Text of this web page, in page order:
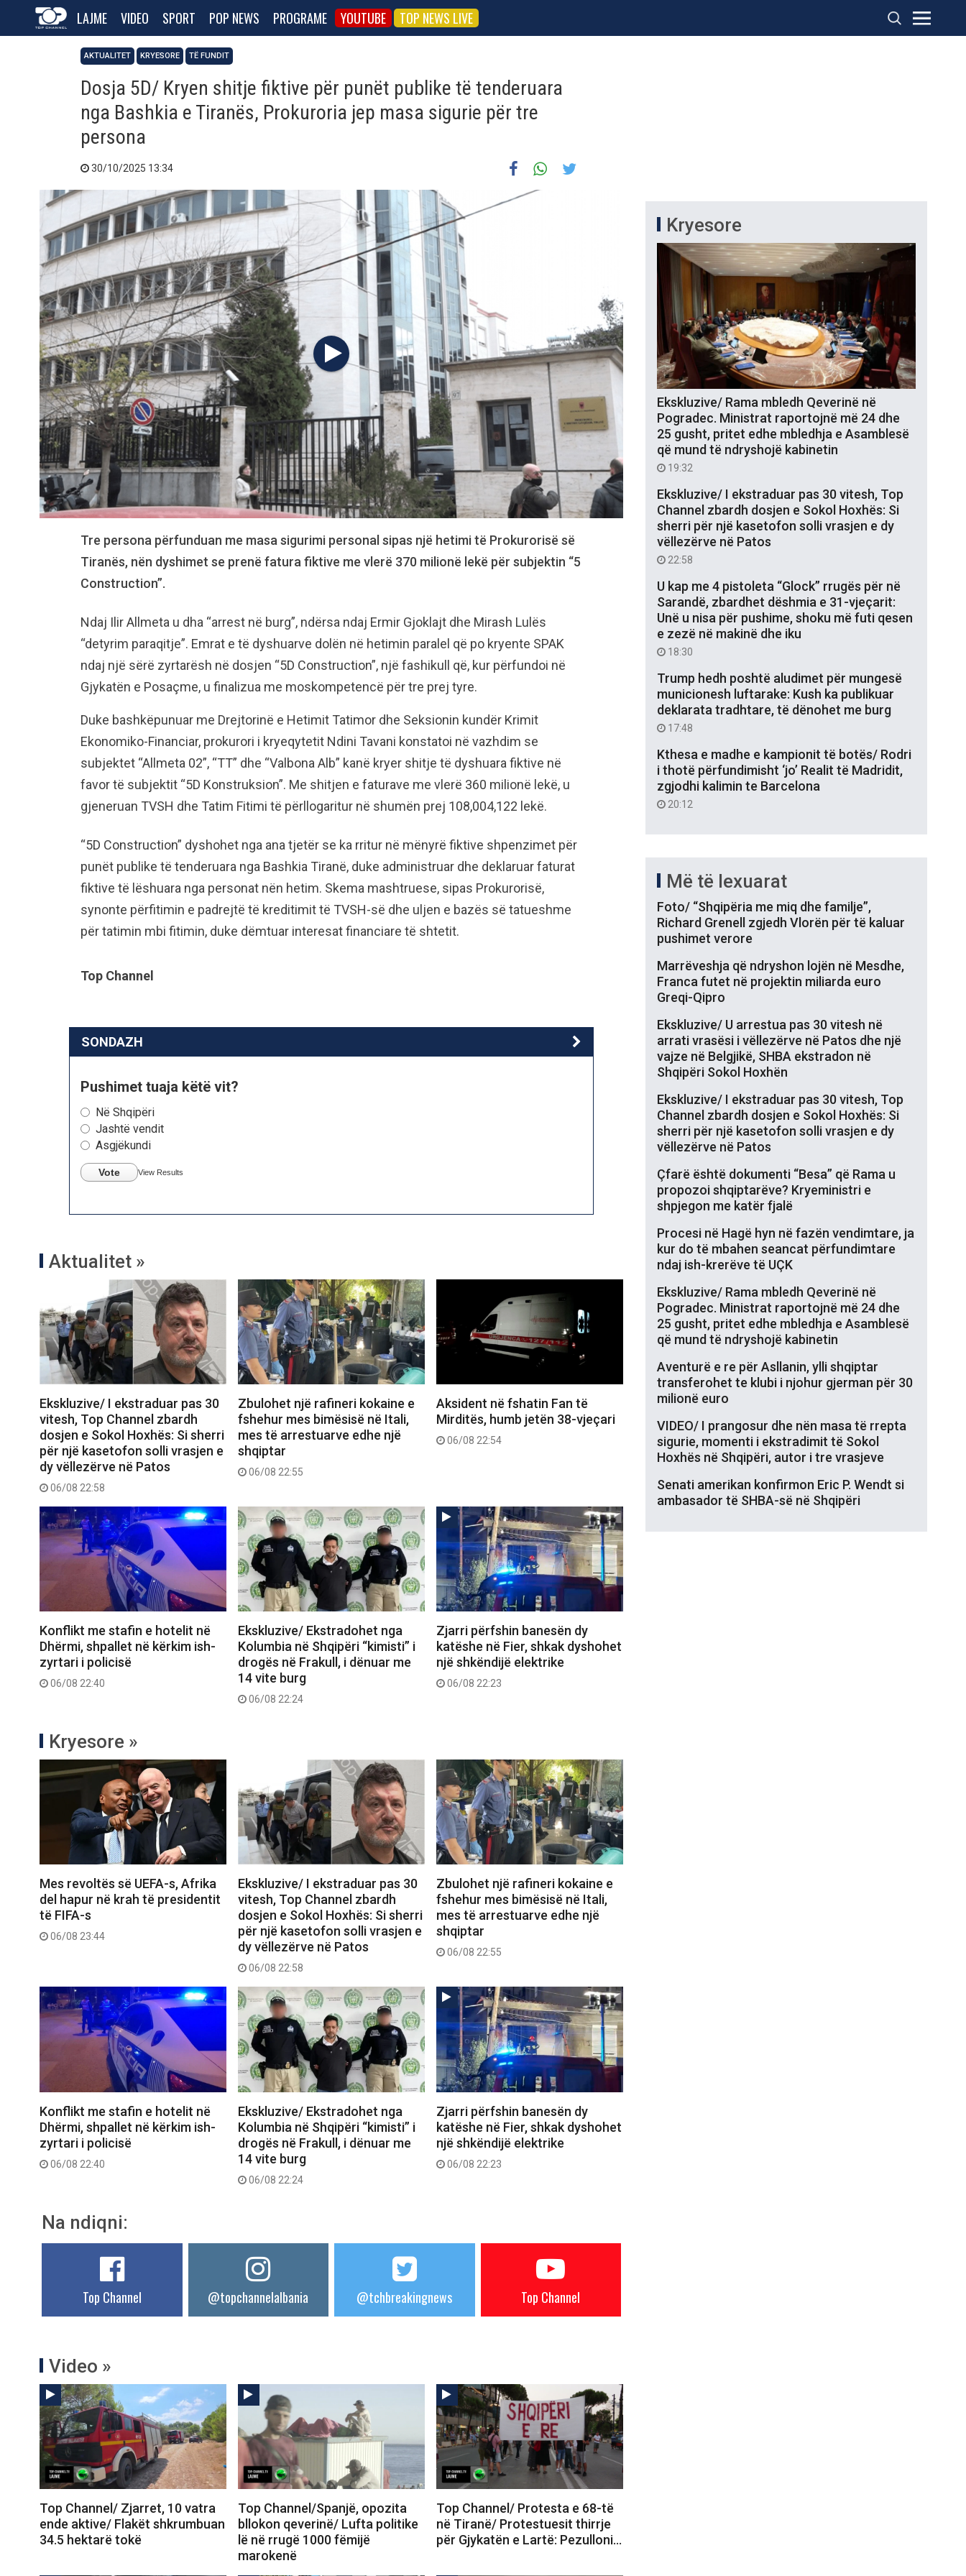
LAJME VIDEO SPORT POP NEWS PROGRAME YOUTUBE TOP NEWS LIVE
AKTUALITET KRYESORE TË FUNDIT
Dosja 5D/ Kryen shitje fiktive për punët publike të tenderuara
nga Bashkia e Tiranës, Prokuroria jep masa sigurie për tre
persona
30/10/2025 13:34
Tre persona përfunduan me masa sigurimi personal sipas një hetimi të Prokurorisë së
Tiranës, nën dyshimet se prenë fatura fiktive me vlerë 370 milionë lekë për subjektin “5
Construction”.
Ndaj Ilir Allmeta u dha “arrest në burg”, ndërsa ndaj Ermir Gjoklajt dhe Mirash Lulës
“detyrim paraqitje”. Emrat e të dyshuarve dolën në hetimin paralel që po kryente SPAK
ndaj një sërë zyrtarësh në dosjen “5D Construction”, një fashikull që, kur përfundoi në
Gjykatën e Posaçme, u finalizua me moskompetencë për tre prej tyre.
Duke bashkëpunuar me Drejtorinë e Hetimit Tatimor dhe Seksionin kundër Krimit
Ekonomiko-Financiar, prokurori i kryeqytetit Ndini Tavani konstatoi në vazhdim se
subjektet “Allmeta 02”, “TT” dhe “Valbona Alb” kanë kryer shitje të dyshuara fiktive në
favor të subjektit “5D Konstruksion”. Me shitjen e faturave me vlerë 360 milionë lekë, u
gjeneruan TVSH dhe Tatim Fitimi të përllogaritur në shumën prej 108,004,122 lekë.
“5D Construction” dyshohet nga ana tjetër se ka rritur në mënyrë fiktive shpenzimet për
punët publike të tenderuara nga Bashkia Tiranë, duke administruar dhe deklaruar faturat
fiktive të lëshuara nga personat nën hetim. Skema mashtruese, sipas Prokurorisë,
synonte përfitimin e padrejtë të kreditimit të TVSH-së dhe uljen e bazës së tatueshme
për tatimin mbi fitimin, duke dëmtuar interesat financiare të shtetit.
Top Channel
SONDAZH
Pushimet tuaja këtë vit?
Në Shqipëri
Jashtë vendit
Asgjëkundi
Vote View Results
Aktualitet »
Ekskluzive/ I ekstraduar pas 30
vitesh, Top Channel zbardh
dosjen e Sokol Hoxhës: Si sherri
për një kasetofon solli vrasjen e
dy vëllezërve në Patos
06/08 22:58
Zbulohet një rafineri kokaine e
fshehur mes bimësisë në Itali,
mes të arrestuarve edhe një
shqiptar
06/08 22:55
Aksident në fshatin Fan të
Mirditës, humb jetën 38-vjeçari
06/08 22:54
Konflikt me stafin e hotelit në
Dhërmi, shpallet në kërkim ish-
zyrtari i policisë
06/08 22:40
Ekskluzive/ Ekstradohet nga
Kolumbia në Shqipëri “kimisti” i
drogës në Frakull, i dënuar me
14 vite burg
06/08 22:24
Zjarri përfshin banesën dy
katëshe në Fier, shkak dyshohet
një shkëndijë elektrike
06/08 22:23
Kryesore »
Mes revoltës së UEFA-s, Afrika
del hapur në krah të presidentit
të FIFA-s
06/08 23:44
Ekskluzive/ I ekstraduar pas 30
vitesh, Top Channel zbardh
dosjen e Sokol Hoxhës: Si sherri
për një kasetofon solli vrasjen e
dy vëllezërve në Patos
06/08 22:58
Zbulohet një rafineri kokaine e
fshehur mes bimësisë në Itali,
mes të arrestuarve edhe një
shqiptar
06/08 22:55
Konflikt me stafin e hotelit në
Dhërmi, shpallet në kërkim ish-
zyrtari i policisë
06/08 22:40
Ekskluzive/ Ekstradohet nga
Kolumbia në Shqipëri “kimisti” i
drogës në Frakull, i dënuar me
14 vite burg
06/08 22:24
Zjarri përfshin banesën dy
katëshe në Fier, shkak dyshohet
një shkëndijë elektrike
06/08 22:23
Na ndiqni:
Top Channel @topchannelalbania @tchbreakingnews Top Channel
Video »
Top Channel/ Zjarret, 10 vatra
ende aktive/ Flakët shkrumbuan
34.5 hektarë tokë
Top Channel/Spanjë, opozita
bllokon qeverinë/ Lufta politike
lë në rrugë 1000 fëmijë
marokenë
Top Channel/ Protesta e 68-të
në Tiranë/ Protestuesit thirrje
për Gjykatën e Lartë: Pezulloni…
Kryesore
Ekskluzive/ Rama mbledh Qeverinë në
Pogradec. Ministrat raportojnë më 24 dhe
25 gusht, pritet edhe mbledhja e Asamblesë
që mund të ndryshojë kabinetin
19:32
Ekskluzive/ I ekstraduar pas 30 vitesh, Top
Channel zbardh dosjen e Sokol Hoxhës: Si
sherri për një kasetofon solli vrasjen e dy
vëllezërve në Patos
22:58
U kap me 4 pistoleta “Glock” rrugës për në
Sarandë, zbardhet dëshmia e 31-vjeçarit:
Unë u nisa për pushime, shoku më futi qesen
e zezë në makinë dhe iku
18:30
Trump hedh poshtë aludimet për mungesë
municionesh luftarake: Kush ka publikuar
deklarata tradhtare, të dënohet me burg
17:48
Kthesa e madhe e kampionit të botës/ Rodri
i thotë përfundimisht ‘jo’ Realit të Madridit,
zgjodhi kalimin te Barcelona
20:12
Më të lexuarat
Foto/ “Shqipëria me miq dhe familje”,
Richard Grenell zgjedh Vlorën për të kaluar
pushimet verore
Marrëveshja që ndryshon lojën në Mesdhe,
Franca futet në projektin miliarda euro
Greqi-Qipro
Ekskluzive/ U arrestua pas 30 vitesh në
arrati vrasësi i vëllezërve në Patos dhe një
vajze në Belgjikë, SHBA ekstradon në
Shqipëri Sokol Hoxhën
Ekskluzive/ I ekstraduar pas 30 vitesh, Top
Channel zbardh dosjen e Sokol Hoxhës: Si
sherri për një kasetofon solli vrasjen e dy
vëllezërve në Patos
Çfarë është dokumenti “Besa” që Rama u
propozoi shqiptarëve? Kryeministri e
shpjegon me katër fjalë
Procesi në Hagë hyn në fazën vendimtare, ja
kur do të mbahen seancat përfundimtare
ndaj ish-krerëve të UÇK
Ekskluzive/ Rama mbledh Qeverinë në
Pogradec. Ministrat raportojnë më 24 dhe
25 gusht, pritet edhe mbledhja e Asamblesë
që mund të ndryshojë kabinetin
Aventurë e re për Asllanin, ylli shqiptar
transferohet te klubi i njohur gjerman për 30
milionë euro
VIDEO/ I prangosur dhe nën masa të rrepta
sigurie, momenti i ekstradimit të Sokol
Hoxhës në Shqipëri, autor i tre vrasjeve
Senati amerikan konfirmon Eric P. Wendt si
ambasador të SHBA-së në Shqipëri